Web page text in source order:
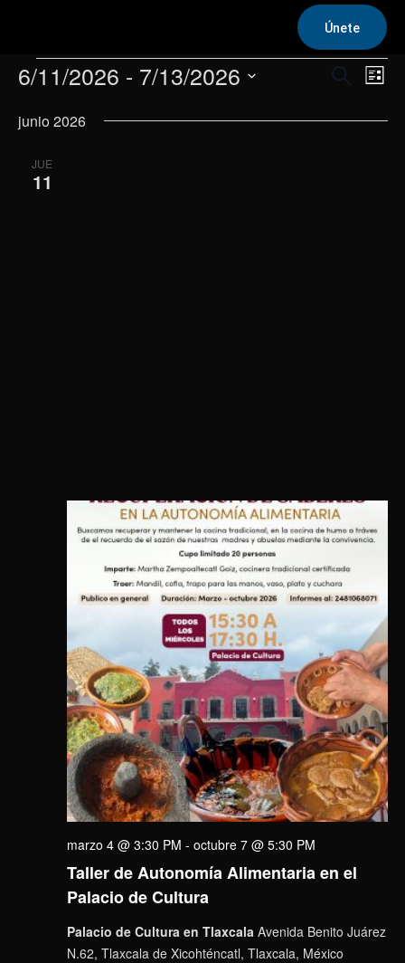
Únete
Eventos
de
Buscar
Lista
6/11/2026 - 7/13/2026
la
junio 2026
JUE
11
Taller de Autonomía Alimentaria en el
Palacio de Cultura
marzo 4 @ 3:30 PM - octubre 7 @ 5:30 PM
Palacio de Cultura en Tlaxcala Avenida Benito Juárez
N.62, Tlaxcala de Xicohténcatl, Tlaxcala, México